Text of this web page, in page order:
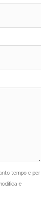
tempo e per
e